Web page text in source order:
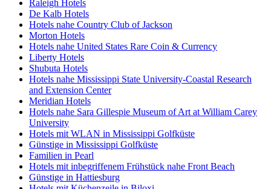
Raleigh Hotels
De Kalb Hotels
Hotels nahe Country Club of Jackson
Morton Hotels
Hotels nahe United States Rare Coin & Currency
Liberty Hotels
Shubuta Hotels
Hotels nahe Mississippi State University-Coastal Research
and Extension Center
Meridian Hotels
Hotels nahe Sara Gillespie Museum of Art at William Carey
University
Hotels mit WLAN in Mississippi Golfküste
Günstige in Mississippi Golfküste
Familien in Pearl
Hotels mit inbegriffenem Frühstück nahe Front Beach
Günstige in Hattiesburg